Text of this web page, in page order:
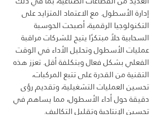
إدارة الأسطول. مع الاعتماد المتزايد على
التكنولوجيا الرقمية، أصبحت الحوسبة
السحابية حلاً مبتكرًا يتيح للشركات مراقبة
عمليات الأسطول وتحليل الأداء في الوقت
الفعلي بشكل فعال وبتكلفة أقل. تعزز هذه
التقنية من القدرة على تتبع المركبات،
تحسين العمليات التشغيلية، وتقديم رؤى
دقيقة حول أداء الأسطول، مما يساهم في
تحسين الإنتاجية وتقليل التكاليف.